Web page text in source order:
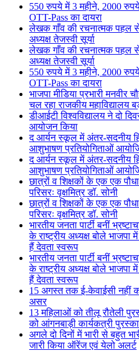
550 रुपये में 3 महीने, 2000
OTT-Pass का दायरा
लेखक गाँव की रचनात्मक पहल से
अध्यक्ष तेजस्वी सूर्या
लेखक गाँव की रचनात्मक पहल से
अध्यक्ष तेजस्वी सूर्या
550 रुपये में 3 महीने, 2000
OTT-Pass का दायरा
भाजपा मीडिया प्रभारी
चल रहा राजकीय महाविद्यालय
डीआईटी विश्वविद्यालय ने दो
आयोजन किया
द आर्यन स्कूल में अंतर-सदनीय
आशुभाषण प्रतियोगिताओं
द आर्यन स्कूल में अंतर-सदनीय
आशुभाषण प्रतियोगिताओं
छात्रों व शिक्षकों के एक एक
परिसरः वृक्षमित्र डॉ. सोनी
छात्रों व शिक्षकों के एक एक
परिसरः वृक्षमित्र डॉ. सोनी
भारतीय जनता पार्टी बनीं
के राष्ट्रीय अध्यक्ष बोले भाजपा में
हैं देवता स्वरूप
भारतीय जनता पार्टी बनीं
के राष्ट्रीय अध्यक्ष बोले भाजपा में
हैं देवता स्वरूप
15 अगस्त तक ई-केवाईसी नहीं
असर
13 महिलाओं को तीलू रौतेली
को आंगनबाड़ी कार्यकत्री
अगले दो दिनों में भारी से बहुत
जारी किया ऑरेंज एवं येलो अलर्ट